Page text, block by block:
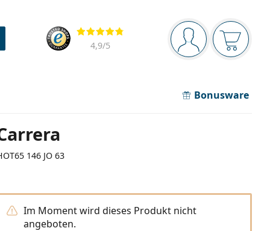
Navigationsleiste
Sie sind Der
Bewertung
4,9/5
Bonusware
146 JO 63
Im Moment wird dieses Produkt nicht
angeboten.